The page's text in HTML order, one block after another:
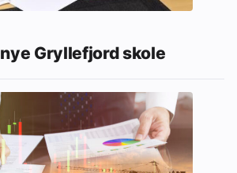
Gryllefjord skole